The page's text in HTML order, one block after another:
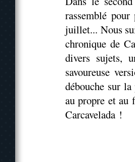
rassemblé
juillet... Nous
chronique de
divers sujets,
savoureuse
débouche sur
au propre et
Carcavelada !